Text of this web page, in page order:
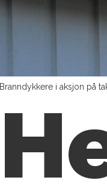
Branndykkere i aksjon på